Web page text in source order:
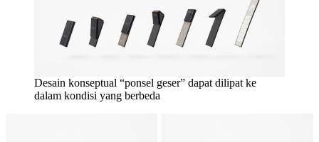
Desain konseptual “ponsel geser” dapat dilipat ke
dalam kondisi yang berbeda